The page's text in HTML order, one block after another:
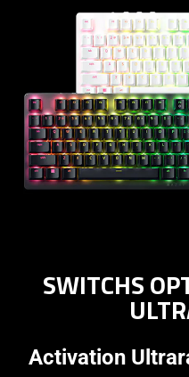
SWITCHS
Activation